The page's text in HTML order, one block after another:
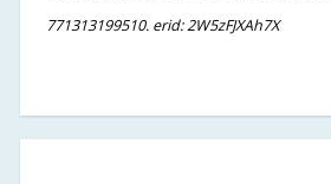
771313199510. erid: 2W5zFJXAh7X